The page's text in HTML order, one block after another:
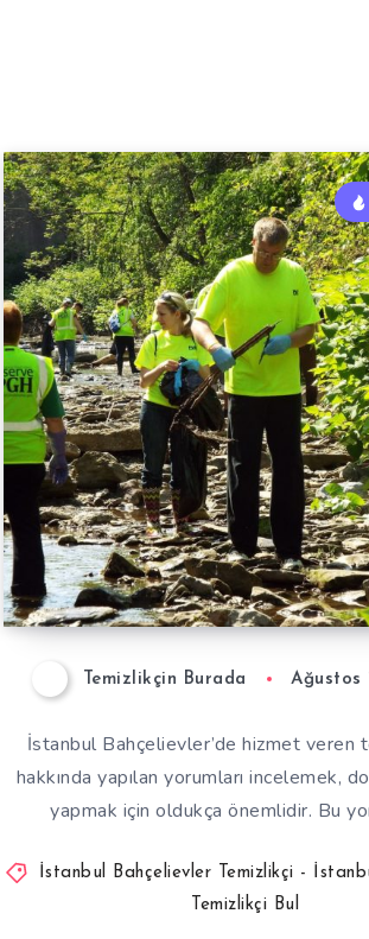
Temizlikçin Burada Ağustos
İstanbul Bahçelievler’de hizmet veren
hakkında yapılan yorumları incelemek,
yapmak için oldukça önemlidir. Bu
İstanbul Bahçelievler Temizlikçi -
Temizlikçi Bul